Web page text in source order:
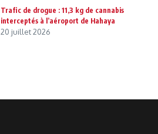
Trafic de drogue : 11,3 kg de cannabis
interceptés à l’aéroport de Hahaya
20 juillet 2026